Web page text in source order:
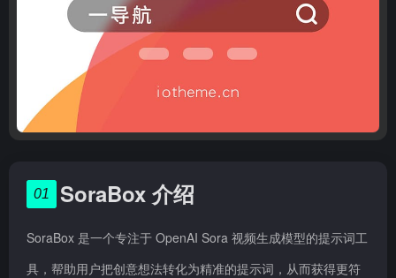
01 SoraBox 介绍
SoraBox 是一个专注于 OpenAI Sora 视频生成模型的提示词工
具，帮助用户把创意想法转化为精准的提示词，从而获得更符